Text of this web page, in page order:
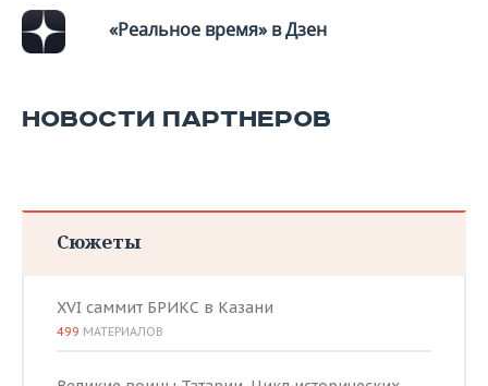
«Реальное время» в Дзен
НОВОСТИ ПАРТНЕРОВ
Сюжеты
XVI саммит БРИКС в Казани
499 МАТЕРИАЛОВ